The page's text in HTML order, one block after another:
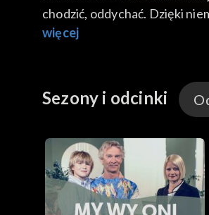
chodzić, oddychać. Dzięki
więcej
Sezony i odcinki